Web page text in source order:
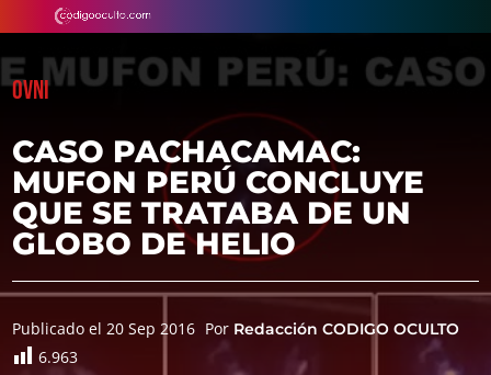
OVNI
CASO PACHACAMAC:
MUFON PERÚ CONCLUYE
QUE SE TRATABA DE UN
GLOBO DE HELIO
Publicado el 20 Sep 2016 Por Redacción CODIGO OCULTO
6.963